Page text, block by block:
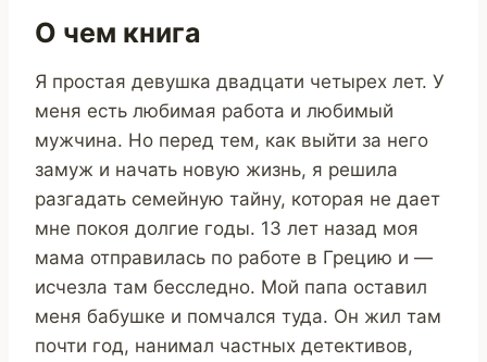
О чем книга
Я простая девушка двадцати четырех лет. У
меня есть любимая работа и любимый
мужчина. Но перед тем, как выйти за него
замуж и начать новую жизнь, я решила
разгадать семейную тайну, которая не дает
мне покоя долгие годы. 13 лет назад моя
мама отправилась по работе в Грецию и —
исчезла там бесследно. Мой папа оставил
меня бабушке и помчался туда. Он жил там
почти год, нанимал частных детективов,